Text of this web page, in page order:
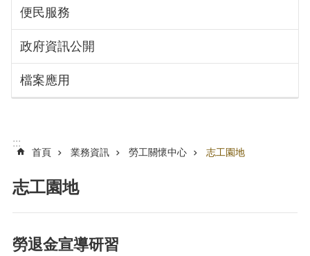
訊
息
公
識
動
局
關
通
便民服務
政府資訊公開
檔案應用
:::
首頁 業務資訊 勞工關懷中心 志工園地
志工園地
勞退金宣導研習